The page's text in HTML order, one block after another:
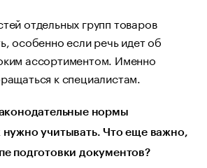
отдельных групп товаров
особенно если речь идет об
ассортиментом. Именно
к специалистам.
нормы
нужно учитывать. Что еще важно,
подготовки документов?